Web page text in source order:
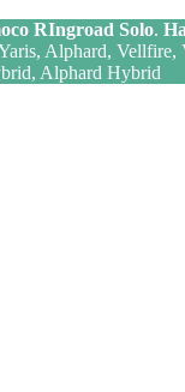
RIngroad Solo.
Alphard,
Alphard Hybrid